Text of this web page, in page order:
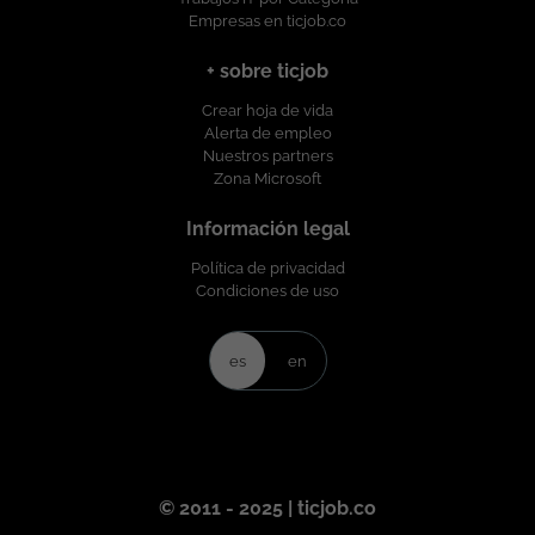
Presencial. Tipo de Contrato: A término
acuerdo a la experiencia. Esta oferta de
exclusiva de ticjob.co
Empresas en ticjob.co
+ sobre ticjob
Crear hoja de vida
Alerta de empleo
Nuestros partners
Zona Microsoft
Información legal
Política de privacidad
Condiciones de uso
es en
© 2011 - 2025 | ticjob.co